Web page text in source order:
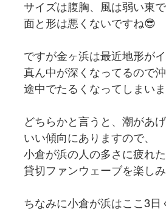
サイズは腹胸、風は弱い東
面と形は悪くないですね😎
ですが金ヶ浜は最近地形が
真ん中が深くなってるので
途中でたるくなってしまい
どちらかと言うと、潮があ
いい傾向にありますので、
小倉が浜の人の多さに疲れた
貸切ファンウェーブを楽し
ちなみに小倉が浜はここ3日